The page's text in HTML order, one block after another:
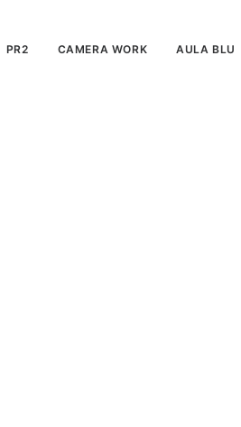
PR2 CAMERA WORK AULA BLU